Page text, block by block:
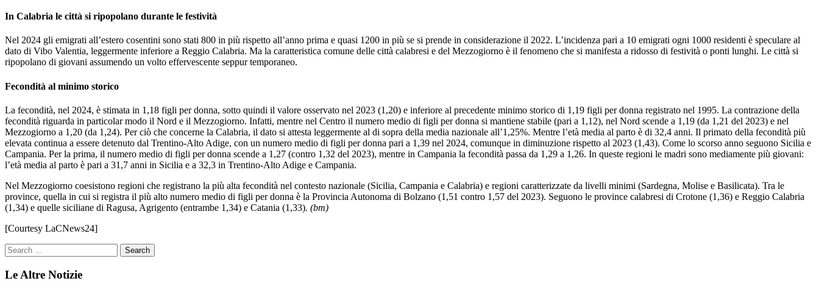
In Calabria le città si ripopolano durante le festività
Nel 2024 gli emigrati all’estero cosentini sono stati 800 in più rispetto all’anno prima e quasi 1200 in più se si prende in considerazione il 2022. L’incidenza pari a 10 emigrati ogni 1000 residenti è speculare al
dato di Vibo Valentia, leggermente inferiore a Reggio Calabria. Ma la caratteristica comune delle città calabresi e del Mezzogiorno è il fenomeno che si manifesta a ridosso di festività o ponti lunghi. Le città si
ripopolano di giovani assumendo un volto effervescente seppur temporaneo.
Fecondità al minimo storico
La fecondità, nel 2024, è stimata in 1,18 figli per donna, sotto quindi il valore osservato nel 2023 (1,20) e inferiore al precedente minimo storico di 1,19 figli per donna registrato nel 1995. La contrazione della
fecondità riguarda in particolar modo il Nord e il Mezzogiorno. Infatti, mentre nel Centro il numero medio di figli per donna si mantiene stabile (pari a 1,12), nel Nord scende a 1,19 (da 1,21 del 2023) e nel
Mezzogiorno a 1,20 (da 1,24). Per ciò che concerne la Calabria, il dato si attesta leggermente al di sopra della media nazionale all’1,25%. Mentre l’età media al parto è di 32,4 anni. Il primato della fecondità più
elevata continua a essere detenuto dal Trentino-Alto Adige, con un numero medio di figli per donna pari a 1,39 nel 2024, comunque in diminuzione rispetto al 2023 (1,43). Come lo scorso anno seguono Sicilia e
Campania. Per la prima, il numero medio di figli per donna scende a 1,27 (contro 1,32 del 2023), mentre in Campania la fecondità passa da 1,29 a 1,26. In queste regioni le madri sono mediamente più giovani:
l’età media al parto è pari a 31,7 anni in Sicilia e a 32,3 in Trentino-Alto Adige e Campania.
Nel Mezzogiorno coesistono regioni che registrano la più alta fecondità nel contesto nazionale (Sicilia, Campania e Calabria) e regioni caratterizzate da livelli minimi (Sardegna, Molise e Basilicata). Tra le
province, quella in cui si registra il più alto numero medio di figli per donna è la Provincia Autonoma di Bolzano (1,51 contro 1,57 del 2023). Seguono le province calabresi di Crotone (1,36) e Reggio Calabria
(1,34) e quelle siciliane di Ragusa, Agrigento (entrambe 1,34) e Catania (1,33). (bm)
[Courtesy LaCNews24]
Le Altre Notizie